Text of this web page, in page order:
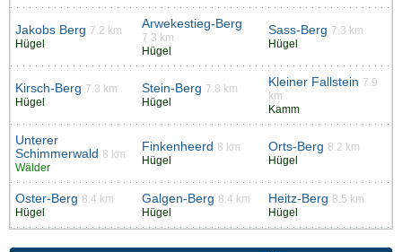
Jakobs Berg 7.2 km
Hügel
Arwekestieg-Berg
7.3 km
Hügel
Sass-Berg 7.3 km
Hügel
Kirsch-Berg 7.3 km
Hügel
Stein-Berg 7.8 km
Hügel
Kleiner Fallstein 7.9
km
Kamm
Unterer
Schimmerwald 8 km
Wälder
Finkenheerd 8 km
Hügel
Orts-Berg 8.2 km
Hügel
Oster-Berg 8.4 km
Hügel
Galgen-Berg 8.4 km
Hügel
Heitz-Berg 8.5 km
Hügel